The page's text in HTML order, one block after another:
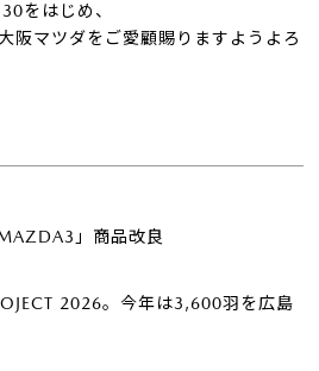
をはじめ、
阪マツダをご愛顧賜りますようよろ
」商品改良
2026。今年は3,600羽を広島